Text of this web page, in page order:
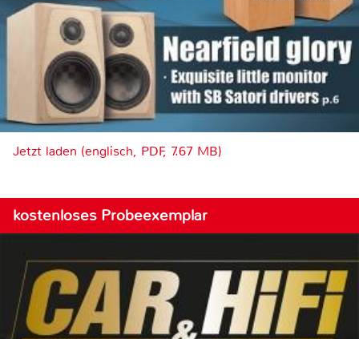
Jetzt laden (englisch, PDF, 7.67 MB)
kostenloses Probeexemplar